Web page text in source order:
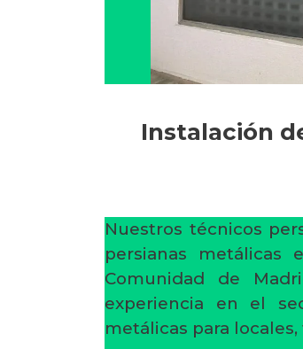
Instalación
Nuestros técnicos
persianas metálicas
Comunidad de
experiencia en el
metálicas para